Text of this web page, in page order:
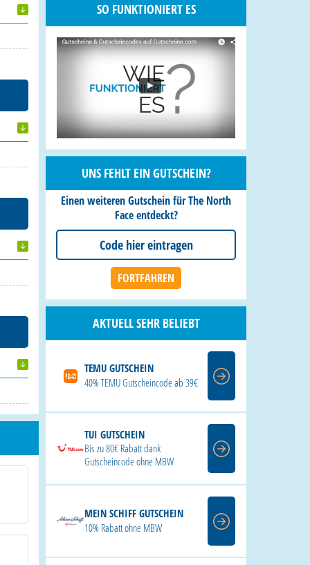
SO FUNKTIONIERT ES
UNS FEHLT EIN GUTSCHEIN?
Einen weiteren Gutschein für The North
Face entdeckt?
AKTUELL SEHR BELIEBT
TEMU GUTSCHEIN
40% TEMU Gutscheincode ab 39€
TUI GUTSCHEIN
Bis zu 80€ Rabatt dank
Gutscheincode ohne MBW
MEIN SCHIFF GUTSCHEIN
10% Rabatt ohne MBW